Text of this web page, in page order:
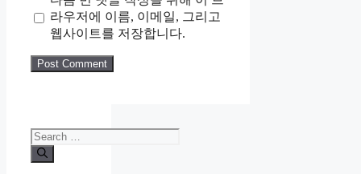
라우저에 이름, 이메일, 그리고
웹사이트를 저장합니다.
Search
for: